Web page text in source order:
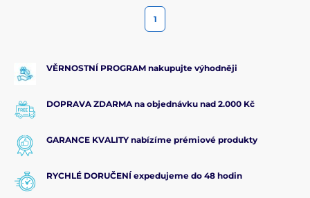
1
VĚRNOSTNÍ PROGRAM nakupujte výhodněji
DOPRAVA ZDARMA na objednávku nad 2.000 Kč
GARANCE KVALITY nabízíme prémiové produkty
RYCHLÉ DORUČENÍ expedujeme do 48 hodin